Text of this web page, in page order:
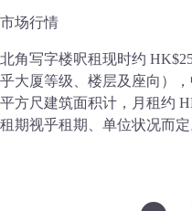
市场行情
北角写字楼呎租现时约
乎大厦等级、楼层及座向）
平方尺建筑面积计，月租约
租期视乎租期、单位状况而定